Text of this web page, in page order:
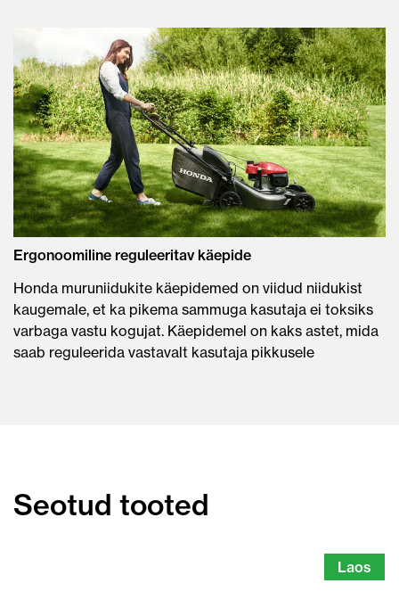
Ergonoomiline reguleeritav käepide
Honda muruniidukite käepidemed on viidud niidukist
kaugemale, et ka pikema sammuga kasutaja ei toksiks
varbaga vastu kogujat. Käepidemel on kaks astet, mida
saab reguleerida vastavalt kasutaja pikkusele
Seotud tooted
Laos